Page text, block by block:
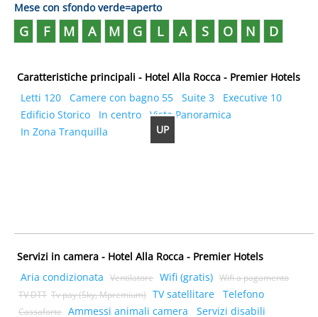
UP
Mese con sfondo verde=aperto
G F M A M G L A S O N D
Caratteristiche principali - Hotel Alla Rocca - Premier Hotels
Letti 120
Camere con bagno 55 Suite 3
Executive 10
Edificio Storico
In centro
Vista Panoramica
In Zona Tranquilla
Servizi in camera - Hotel Alla Rocca - Premier Hotels
Aria condizionata
Ventilatore Wifi (gratis) Wifi a pagamento
TV DTT Tv pay (Sky, Mpremium) TV satellitare Telefono
Cassaforte Ammessi animali camera
Servizi disabili